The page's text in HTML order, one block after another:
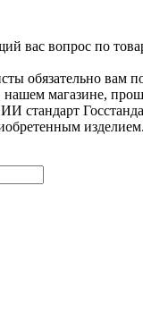
вас вопрос по
обязательно вам
нашем магазине,
стандарт
изделием.